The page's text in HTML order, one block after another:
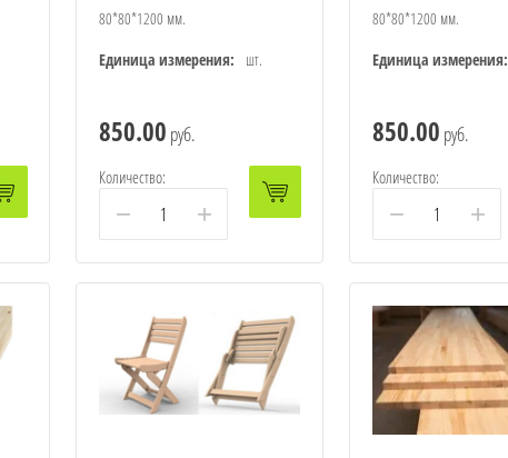
80*80*1200 мм.
Единица измерения:
шт.
850.00 руб.
Количество:
− +
80*80*1200 мм.
Единица измерения:
850.00 руб.
Количество:
− +